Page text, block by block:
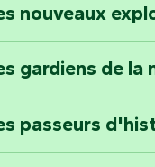
:
minière
d’étoiles :
nouveaux
gardiens de la
passeurs
Châtaignes